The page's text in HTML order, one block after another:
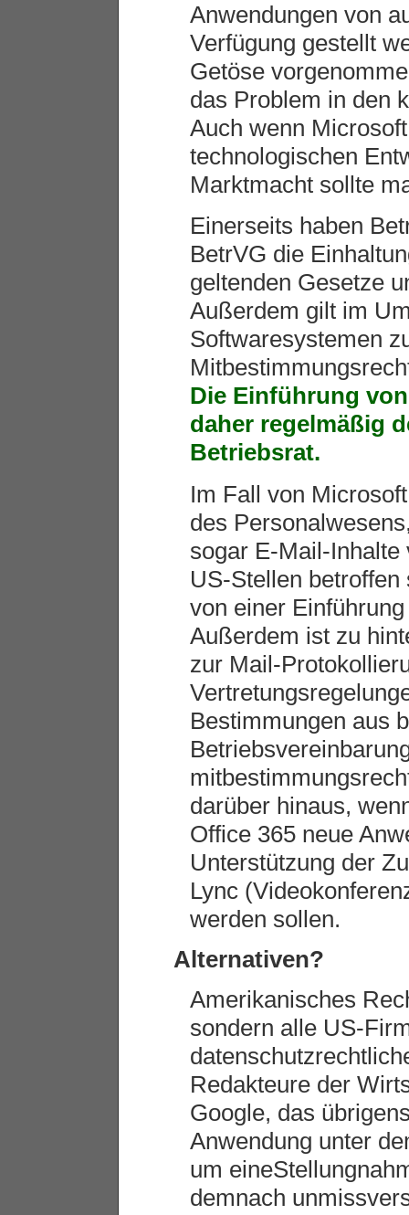
Anwendungen von
Verfügung gestellt
Getöse
das Problem in den
Auch wenn
technologischen
Marktmacht sollte
Einerseits haben
BetrVG die
geltenden Gesetze
Außerdem gilt im
Softwaresystemen
Die Einführung
daher regelmäßig
Betriebsrat.
Im Fall von
des
sogar E-Mail-Inhalte
US-Stellen
von einer
Außerdem ist zu
zur Mail-
Bestimmungen aus
darüber hinaus,
Office 365 neue
Unterstützung der
Lync
werden sollen.
Alternativen?
Amerikanisches
sondern alle US-
Redakteure der
Google, das
Anwendung unter
um
demnach